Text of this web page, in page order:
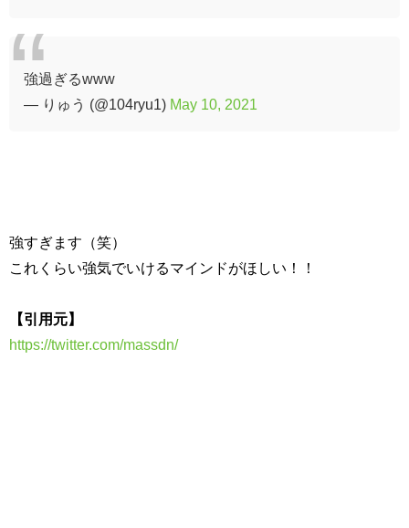
強過ぎるwww
— りゅう (@104ryu1) May 10, 2021
強すぎます（笑）
これくらい強気でいけるマインドがほしい！！
【引用元】
https://twitter.com/massdn/